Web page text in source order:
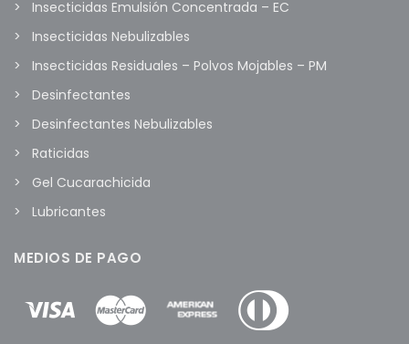
Insecticidas Emulsión Concentrada – EC
Insecticidas Nebulizables
Insecticidas Residuales – Polvos Mojables – PM
Desinfectantes
Desinfectantes Nebulizables
Raticidas
Gel Cucarachicida
Lubricantes
MEDIOS DE PAGO